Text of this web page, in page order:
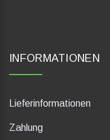
INFORMATIONEN
Lieferinformationen
Zahlung